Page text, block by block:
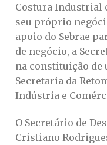
Costura Industrial
seu próprio
apoio do Sebrae
de negócio, a
na constituição de
Secretaria da
Indústria e
O Secretário de
Cristiano